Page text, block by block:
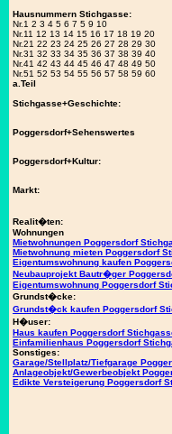
Hausnummern Stichgasse:
Nr.1 2 3 4 5 6 7 5 9 10
Nr.11 12 13 14 15 16 17 18 19 20
Nr.21 22 23 24 25 26 27 28 29 30
Nr.31 32 33 34 35 36 37 38 39 40
Nr.41 42 43 44 45 46 47 48 49 50
Nr.51 52 53 54 55 56 57 58 59 60
a.Teil
Stichgasse+Geschichte:
Poggersdorf+Sehenswertes
Poggersdorf+Kultur:
Markt:
Realit�ten:
Wohnungen
Mietwohnungen Poggersdorf
Mietwohnung mieten Poggersdorf
Eigentumswohnung kaufen
Neubauprojekt Bautr�ger
Eigentumswohnung Poggersdorf
Grundst�cke:
Grundst�ck kaufen Poggersdorf
H�user:
Haus kaufen Poggersdorf
Einfamilienhaus Poggersdorf
Sonstiges:
Garage/Stellplatz/Tiefgarage
Anlageobjekt/Gewerbeobjekt
Edikte Versteigerung Poggersdorf